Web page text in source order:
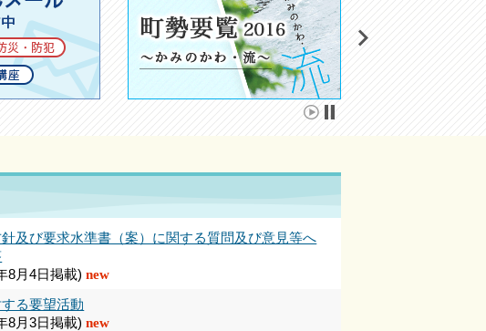
及び要求水準書（案）に関する質問及び意見等へ
8月4日掲載) new
る要望活動
8月3日掲載) new